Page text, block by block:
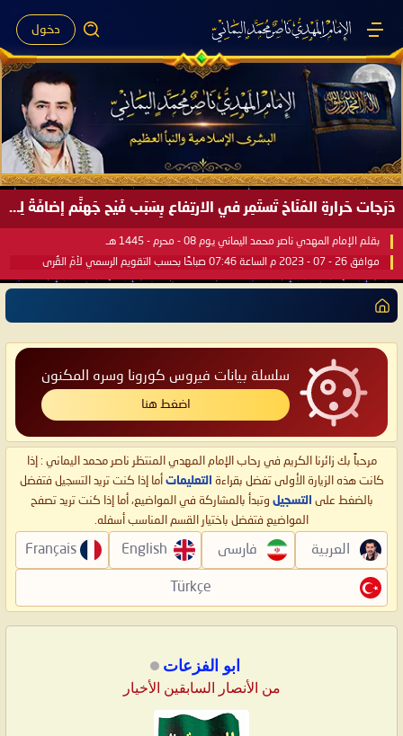
دخول
دَرَجات حَرارةِ المُنَاخ تَستَمِر في الارتِفاع بِسَبَب فَيْح جَهنَّم إضافَةً لِحرارةِ الشَّمس في مُحكَم القُرآن العَظيم ..
بقلم الإمام المهدي ناصر محمد اليماني يوم 08 - محرم - 1445 هـ
موافق 26 - 07 - 2023 م الساعة 07:46 صباحًا بحسب التقويم الرسمي لأمّ القُرى
سلسلة بيانات فيروس كورونا وسره المكنون
اضغط هنا
مرحباً بك زائرنا الكريم في رحاب الإمام المهدي المنتظر ناصر محمد اليماني : إذا
كانت هذه الزيارة الأولى تفضل بقراءة التعليمات أما إذا كنت تريد التسجيل فتفضل
بالضغط على التسجيل وتبدأ بالمشاركة في المواضيع، أما إذا كنت تريد تصفح
المواضيع فتفضل باختيار القسم المناسب أسفله.
العربية فارسی English
Français
Türkçe
ابو الفزعات
من الأنصار السابقين الأخيار